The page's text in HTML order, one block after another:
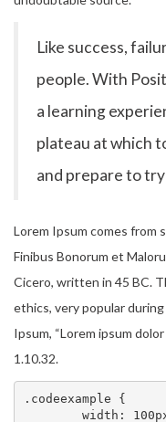
Like success,
people. With
a learning
plateau at which
and prepare to try
Lorem Ipsum comes from
Finibus Bonorum et
Cicero, written in 45 BC.
ethics, very popular
Ipsum, “Lorem ipsum
1.10.32.
.codeexample {